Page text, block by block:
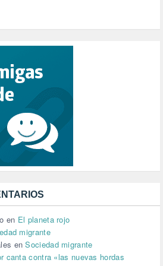
(1)
en El planeta rojo
migrante
enSociedad migrante
canta contra «las nuevas hordas